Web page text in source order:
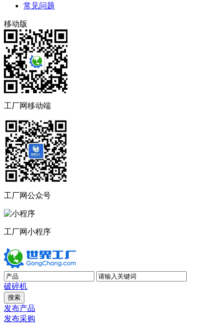
常见问题
移动版
工厂网移动端
工厂网公众号
工厂网小程序
破碎机
发布产品
发布采购